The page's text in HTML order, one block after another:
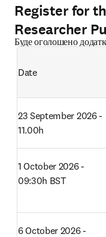
Register for
Researcher
Буде оголошено
Date
23 September 2026 -
11.00h
1 October 2026 -
09:30h BST
6 October 2026 -